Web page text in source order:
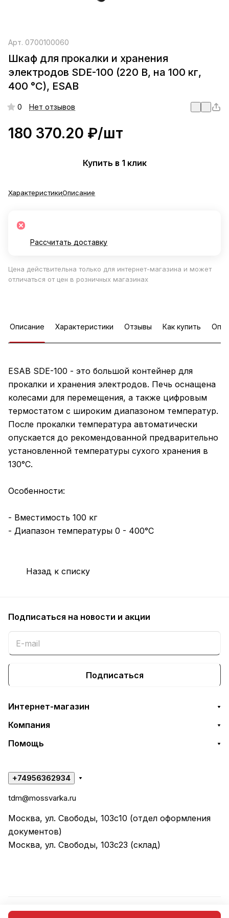
Арт. 0700100060
Шкаф для прокалки и хранения
электродов SDE-100 (220 В, на 100 кг,
400 °C), ESAB
0 Нет отзывов
180 370.20 ₽/шт
Купить в 1 клик
ХарактеристикиОписание
Рассчитать доставку
Цена действительна только для интернет-магазина и может
отличаться от цен в розничных магазинах
Описание Характеристики Отзывы Как купить
ESAB SDE-100 - это большой контейнер для
прокалки и хранения электродов. Печь оснащена
колесами для перемещения, а также цифровым
термостатом с широким диапазоном температур.
После прокалки температура автоматически
опускается до рекомендованной предварительно
установленной температуры сухого хранения в
130°C.
Особенности:
- Вместимость 100 кг
- Диапазон температуры 0 - 400°C
Назад к списку
Подписаться на новости и акции
Подписаться
Интернет-магазин
Компания
Помощь
+74956362934
tdm@mossvarka.ru
Москва, ул. Свободы, 103с10 (отдел оформления
документов)
Москва, ул. Свободы, 103с23 (склад)